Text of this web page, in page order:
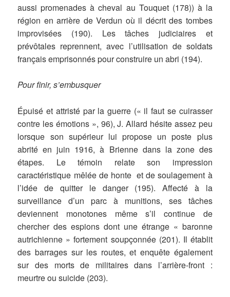
aussi promenades à cheval au Touquet (178)) à la
région en arrière de Verdun où il décrit des tombes
improvisées (190). Les tâches judiciaires et
prévôtales reprennent, avec l’utilisation de soldats
français emprisonnés pour construire un abri (194).
Pour finir, s’embusquer
Épuisé et attristé par la guerre (« il faut se cuirasser
contre les émotions », 96), J. Allard hésite assez peu
lorsque son supérieur lui propose un poste plus
abrité en juin 1916, à Brienne dans la zone des
étapes. Le témoin relate son impression
caractéristique mêlée de honte et de soulagement à
l’idée de quitter le danger (195). Affecté à la
surveillance d’un parc à munitions, ses tâches
deviennent monotones même s’il continue de
chercher des espions dont une étrange « baronne
autrichienne » fortement soupçonnée (201). Il établit
des barrages sur les routes, et enquête également
sur des morts de militaires dans l’arrière-front :
meurtre ou suicide (203).